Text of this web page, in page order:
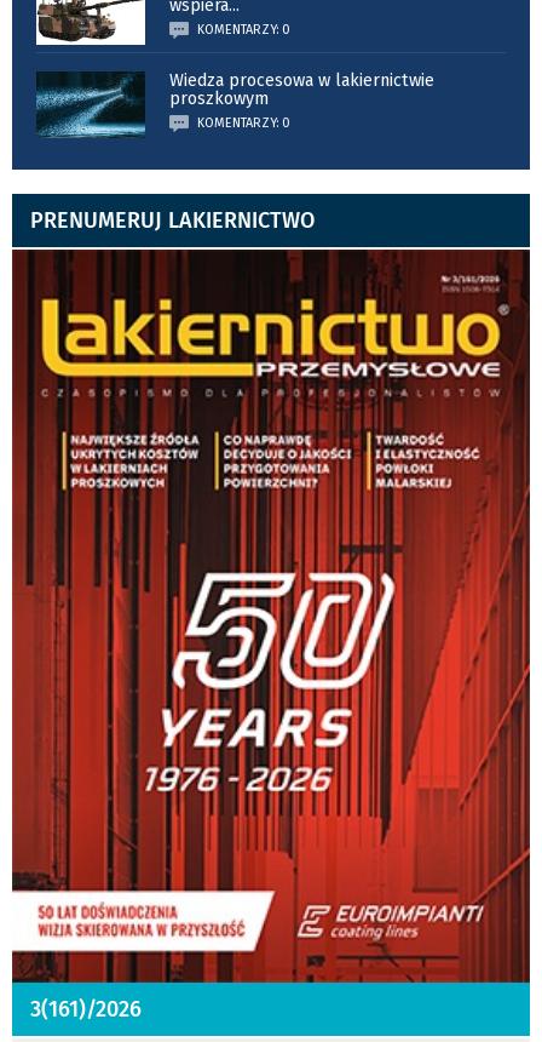
wspiera...
KOMENTARZY: 0
Wiedza procesowa w lakiernictwie
proszkowym
KOMENTARZY: 0
PRENUMERUJ LAKIERNICTWO
3(161)/2026